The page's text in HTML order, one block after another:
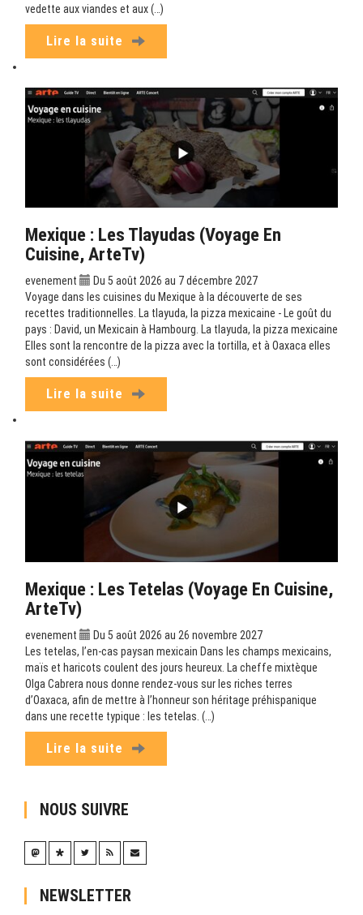
vedette aux viandes et aux (…)
Lire la suite
Mexique : Les Tlayudas (Voyage En
Cuisine, ArteTv)
evenement
Du 5 août 2026 au 7 décembre 2027
Voyage dans les cuisines du Mexique à la découverte de ses
recettes traditionnelles. La tlayuda, la pizza mexicaine - Le goût du
pays : David, un Mexicain à Hambourg. La tlayuda, la pizza mexicaine
Elles sont la rencontre de la pizza avec la tortilla, et à Oaxaca elles
sont considérées (…)
Lire la suite
Mexique : Les Tetelas (Voyage En Cuisine,
ArteTv)
evenement
Du 5 août 2026 au 26 novembre 2027
Les tetelas, l’en-cas paysan mexicain Dans les champs mexicains,
maïs et haricots coulent des jours heureux. La cheffe mixtèque
Olga Cabrera nous donne rendez-vous sur les riches terres
d’Oaxaca, afin de mettre à l’honneur son héritage préhispanique
dans une recette typique : les tetelas. (…)
Lire la suite
NOUS SUIVRE
NEWSLETTER